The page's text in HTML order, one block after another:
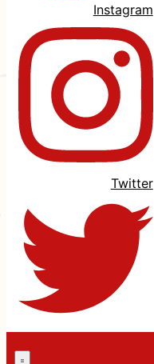
Instagram
Twitter